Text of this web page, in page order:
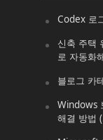
Codex 로
신축 주택
로 자동화
블로그 카
Windows
해결 방법